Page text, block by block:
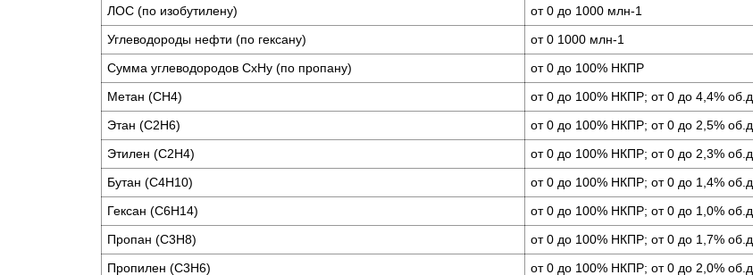
ЛОС (по изобутилену)
от 0 до 1000 млн-1
Углеводороды нефти (по гексану)
от 0 1000 млн-1
Сумма углеводородов CxHy (по пропану)
от 0 до 100% НКПР
Метан (CH4)
от 0 до 100% НКПР; от 0 до 4,4% об.д
Этан (C2H6)
от 0 до 100% НКПР; от 0 до 2,5% об.д
Этилен (C2H4)
от 0 до 100% НКПР; от 0 до 2,3% об.д
Бутан (C4H10)
от 0 до 100% НКПР; от 0 до 1,4% об.д
Гексан (C6H14)
от 0 до 100% НКПР; от 0 до 1,0% об.д
Пропан (C3H8)
от 0 до 100% НКПР; от 0 до 1,7% об.д
Пропилен (C3H6)
от 0 до 100% НКПР; от 0 до 2,0% об.д